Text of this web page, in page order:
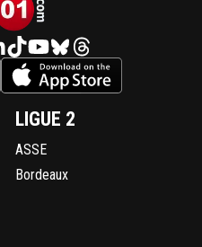
LIGUE 2
ASSE
Bordeaux